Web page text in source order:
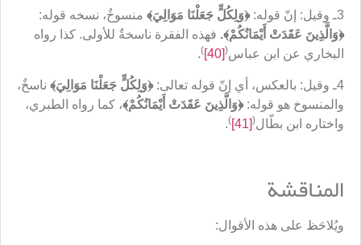
3ـ وقيل: إنّ قوله: ﴿وَلِكُلٍّ جَعَلْنَا مَوَالِيَ﴾ منسوخٌ، نسخه قوله:
﴿وَالَّذِينَ عَقَدَتْ أَيْمَانُكُمْ﴾. فهذه الفقرة ناسخةٌ للأولى. كذا رواه
البخاري عن ابن عباس(
[40]
)
.
4ـ وقيل: بالعكس، أي إنّ قوله تعالى: ﴿وَلِكُلٍّ جَعَلْنَا مَوَالِيَ﴾ ناسخٌ،
والمنسوخ هو قوله:﴿وَالَّذِينَ عَقَدَتْ أَيْمَانُكُمْ﴾، كما رواه الطبري،
واختاره ابن بطّال(
[41]
)
.
المناقشة
ويُلاحَظ على هذه الأقوال: